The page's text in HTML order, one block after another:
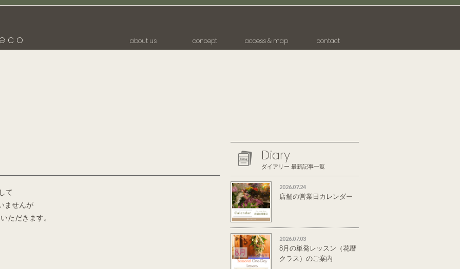
eco about us concept access & map contact
て
ませんが
ただきます。
Diary
ダイアリー 最新記事一覧
2026.07.24
店舗の営業日カレンダー
2026.07.03
8月の単発レッスン（花暦
クラス）のご案内